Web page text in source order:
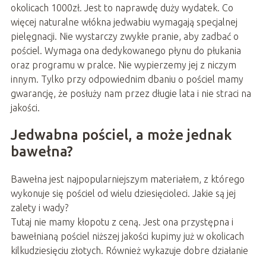
okolicach 1000zł. Jest to naprawdę duży wydatek. Co
więcej naturalne włókna jedwabiu wymagają specjalnej
pielęgnacji. Nie wystarczy zwykłe pranie, aby zadbać o
pościel. Wymaga ona dedykowanego płynu do płukania
oraz programu w pralce. Nie wypierzemy jej z niczym
innym. Tylko przy odpowiednim dbaniu o pościel mamy
gwarancję, że posłuży nam przez długie lata i nie straci na
jakości.
Jedwabna pościel, a może jednak
bawełna?
Bawełna jest najpopularniejszym materiałem, z którego
wykonuje się pościel od wielu dziesięcioleci. Jakie są jej
zalety i wady?
Tutaj nie mamy kłopotu z ceną. Jest ona przystępna i
bawełnianą pościel niższej jakości kupimy już w okolicach
kilkudziesięciu złotych. Również wykazuje dobre działanie